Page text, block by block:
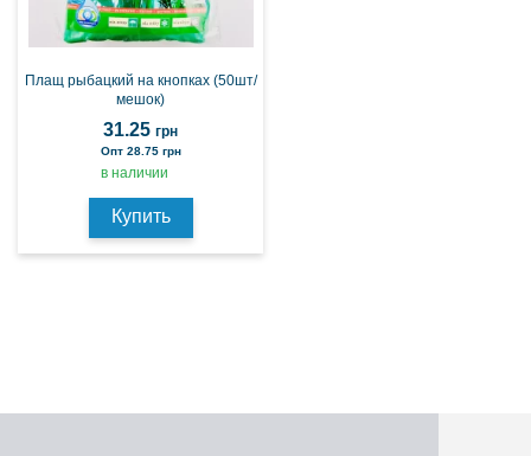
Плащ рыбацкий на кнопках (50шт/
мешок)
31.25 грн
Опт 28.75 грн
в наличии
Купить